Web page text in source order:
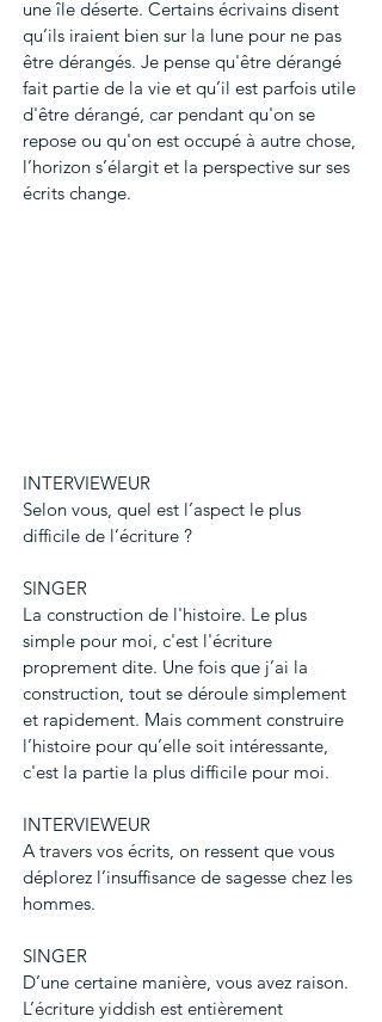
une île déserte. Certains écrivains disent
qu’ils iraient bien sur la lune pour ne pas
être dérangés. Je pense qu'être dérangé
fait partie de la vie et qu’il est parfois utile
d'être dérangé, car pendant qu'on se
repose ou qu'on est occupé à autre chose,
l’horizon s’élargit et la perspective sur ses
écrits change.
INTERVIEWEUR
Selon vous, quel est l’aspect le plus
difficile de l’écriture ?
SINGER
La construction de l'histoire. Le plus
simple pour moi, c'est l'écriture
proprement dite. Une fois que j’ai la
construction, tout se déroule simplement
et rapidement. Mais comment construire
l’histoire pour qu’elle soit intéressante,
c'est la partie la plus difficile pour moi.
INTERVIEWEUR
A travers vos écrits, on ressent que vous
déplorez l’insuffisance de sagesse chez les
hommes.
SINGER
D’une certaine manière, vous avez raison.
L’écriture yiddish est entièrement